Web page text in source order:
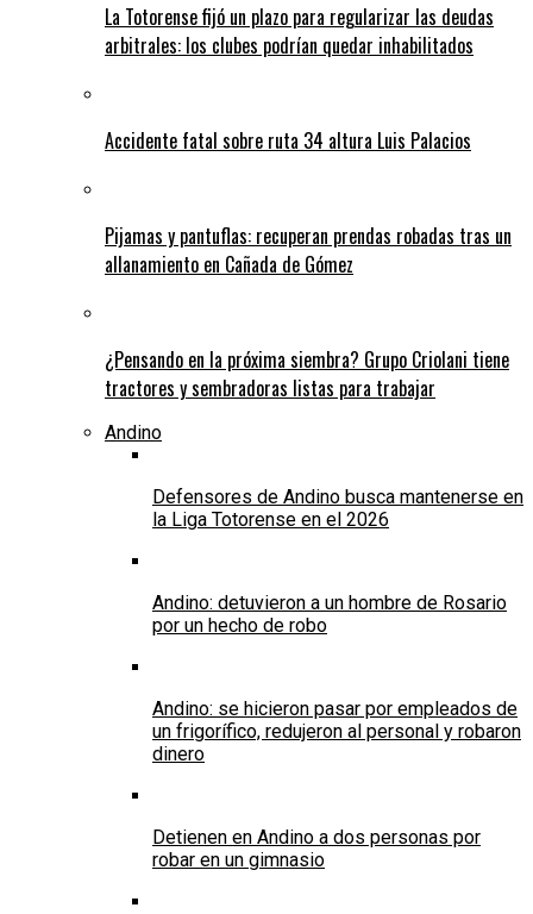
La Totorense fijó un plazo para regularizar las deudas
arbitrales: los clubes podrían quedar inhabilitados
Accidente fatal sobre ruta 34 altura Luis Palacios
Pijamas y pantuflas: recuperan prendas robadas tras un
allanamiento en Cañada de Gómez
¿Pensando en la próxima siembra? Grupo Criolani tiene
tractores y sembradoras listas para trabajar
Andino
Defensores de Andino busca mantenerse en
la Liga Totorense en el 2026
Andino: detuvieron a un hombre de Rosario
por un hecho de robo
Andino: se hicieron pasar por empleados de
un frigorífico, redujeron al personal y robaron
dinero
Detienen en Andino a dos personas por
robar en un gimnasio